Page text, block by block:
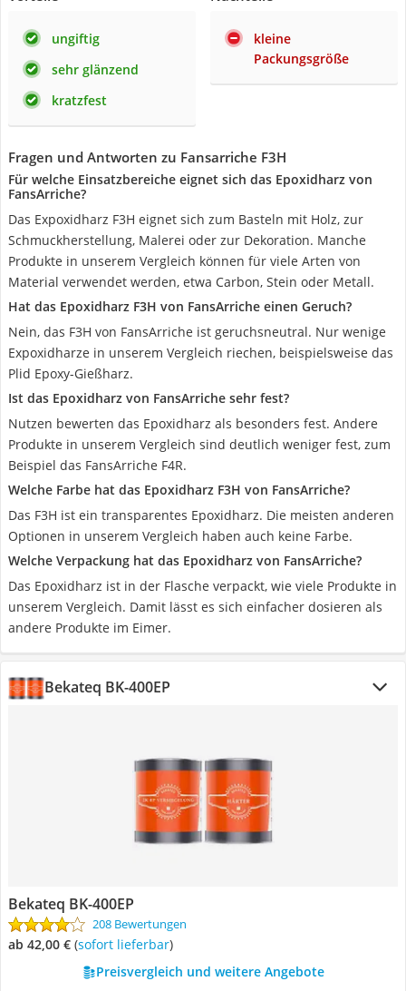
ungiftig
sehr glänzend
kratzfest
kleine
Packungsgröße
Fragen und Antworten zu Fansarriche F3H
Für welche Einsatzbereiche eignet sich das Epoxidharz von
FansArriche?
Das Expoxidharz F3H eignet sich zum Basteln mit Holz, zur
Schmuckherstellung, Malerei oder zur Dekoration. Manche
Produkte in unserem Vergleich können für viele Arten von
Material verwendet werden, etwa Carbon, Stein oder Metall.
Hat das Epoxidharz F3H von FansArriche einen Geruch?
Nein, das F3H von FansArriche ist geruchsneutral. Nur wenige
Expoxidharze in unserem Vergleich riechen, beispielsweise das
Plid Epoxy-Gießharz.
Ist das Epoxidharz von FansArriche sehr fest?
Nutzen bewerten das Epoxidharz als besonders fest. Andere
Produkte in unserem Vergleich sind deutlich weniger fest, zum
Beispiel das FansArriche F4R.
Welche Farbe hat das Epoxidharz F3H von FansArriche?
Das F3H ist ein transparentes Epoxidharz. Die meisten anderen
Optionen in unserem Vergleich haben auch keine Farbe.
Welche Verpackung hat das Epoxidharz von FansArriche?
Das Epoxidharz ist in der Flasche verpackt, wie viele Produkte in
unserem Vergleich. Damit lässt es sich einfacher dosieren als
andere Produkte im Eimer.
Bekateq BK-400EP
Bekateq BK-400EP
208 Bewertungen
ab 42,00 € ( Sofort lieferbar)
Preisvergleich und weitere Angebote